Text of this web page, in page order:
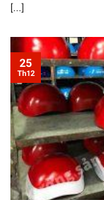
[...]
25
Th12